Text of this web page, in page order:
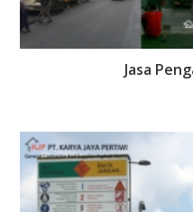
Jasa